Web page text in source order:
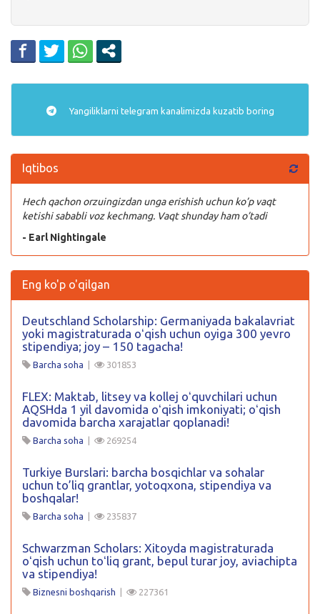
Yangiliklarni telegram kanalimizda kuzatib boring
Iqtibos
Hech qachon orzuingizdan unga erishish uchun ko’p vaqt
ketishi sababli voz kechmang. Vaqt shunday ham o’tadi
- Earl Nightingale
Eng ko'p o'qilgan
Deutschland Scholarship: Germaniyada bakalavriat
yoki magistraturada oʻqish uchun oyiga 300 yevro
stipendiya; joy – 150 tagacha!
Barcha soha | 301853
FLEX: Maktab, litsey va kollej oʻquvchilari uchun
AQSHda 1 yil davomida oʻqish imkoniyati; oʻqish
davomida barcha xarajatlar qoplanadi!
Barcha soha | 269254
Turkiye Burslari: barcha bosqichlar va sohalar
uchun to’liq grantlar, yotoqxona, stipendiya va
boshqalar!
Barcha soha | 235837
Schwarzman Scholars: Xitoyda magistraturada
oʻqish uchun toʻliq grant, bepul turar joy, aviachipta
va stipendiya!
Biznesni boshqarish | 227361